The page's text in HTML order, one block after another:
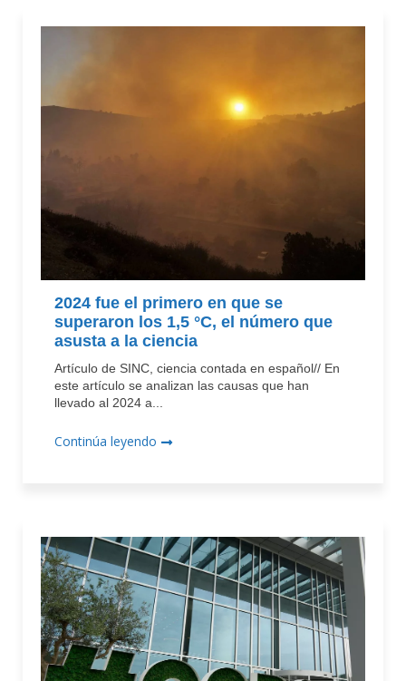
2024 fue el primero en que se
superaron los 1,5 °C, el número que
asusta a la ciencia
Artículo de SINC, ciencia contada en español// En
este artículo se analizan las causas que han
llevado al 2024 a...
Continúa leyendo